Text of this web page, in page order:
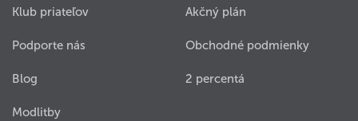
Klub priateľov
Podporte nás
Blog
Modlitby
Akčný plán
Obchodné podmienky
2 percentá